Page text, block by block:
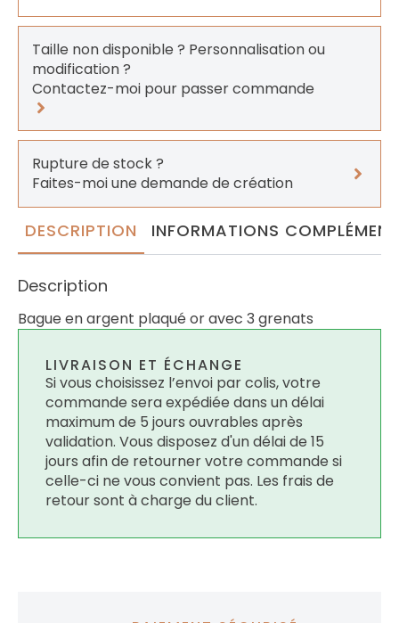
Taille non disponible ? Personnalisation ou
modification ?
Contactez-moi pour passer commande
Rupture de stock ?
Faites-moi une demande de création
DESCRIPTION INFORMATIONS
Description
Bague en argent plaqué or avec 3 grenats
LIVRAISON ET ÉCHANGE
Si vous choisissez l’envoi par colis, votre
commande sera expédiée dans un délai
maximum de 5 jours ouvrables après
validation. Vous disposez d'un délai de 15
jours afin de retourner votre commande si
celle-ci ne vous convient pas. Les frais de
retour sont à charge du client.